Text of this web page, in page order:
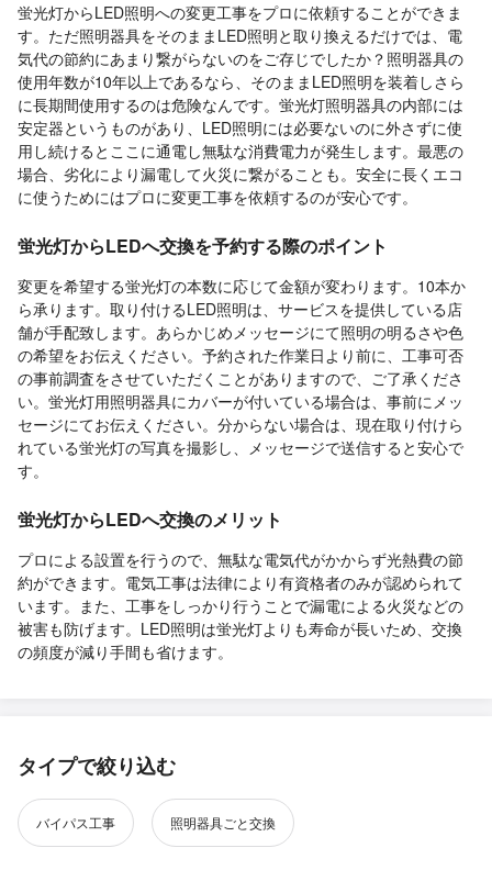
蛍光灯からLED照明への変更工事をプロに依頼することができま
す。ただ照明器具をそのままLED照明と取り換えるだけでは、電
気代の節約にあまり繋がらないのをご存じでしたか？照明器具の
使用年数が10年以上であるなら、そのままLED照明を装着しさら
に長期間使用するのは危険なんです。蛍光灯照明器具の内部には
安定器というものがあり、LED照明には必要ないのに外さずに使
用し続けるとここに通電し無駄な消費電力が発生します。最悪の
場合、劣化により漏電して火災に繋がることも。安全に長くエコ
に使うためにはプロに変更工事を依頼するのが安心です。
蛍光灯からLEDへ交換を予約する際のポイント
変更を希望する蛍光灯の本数に応じて金額が変わります。10本か
ら承ります。取り付けるLED照明は、サービスを提供している店
舗が手配致します。あらかじめメッセージにて照明の明るさや色
の希望をお伝えください。予約された作業日より前に、工事可否
の事前調査をさせていただくことがありますので、ご了承くださ
い。蛍光灯用照明器具にカバーが付いている場合は、事前にメッ
セージにてお伝えください。分からない場合は、現在取り付けら
れている蛍光灯の写真を撮影し、メッセージで送信すると安心で
す。
蛍光灯からLEDへ交換のメリット
プロによる設置を行うので、無駄な電気代がかからず光熱費の節
約ができます。電気工事は法律により有資格者のみが認められて
います。また、工事をしっかり行うことで漏電による火災などの
被害も防げます。LED照明は蛍光灯よりも寿命が長いため、交換
の頻度が減り手間も省けます。
タイプで絞り込む
バイパス工事 照明器具ごと交換